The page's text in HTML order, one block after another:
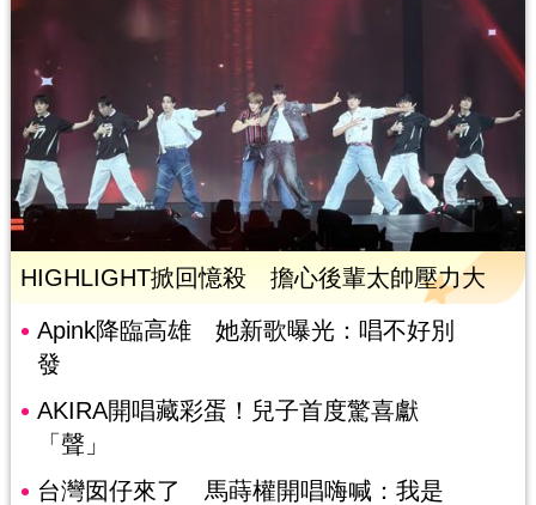
HIGHLIGHT掀回憶殺 擔心後輩太帥壓力大
Apink降臨高雄 她新歌曝光：唱不好別
發
AKIRA開唱藏彩蛋！兒子首度驚喜獻
「聲」
台灣囡仔來了 馬蒔權開唱嗨喊：我是